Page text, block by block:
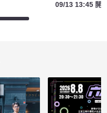
09/13 13:45 開